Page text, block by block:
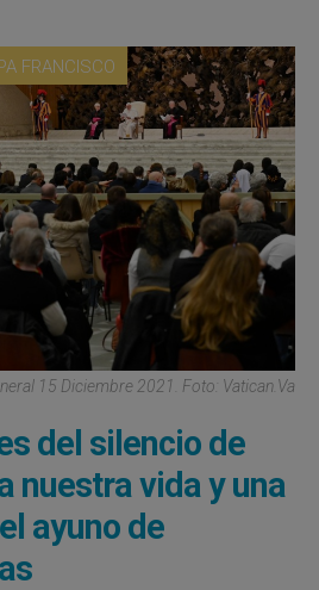
FRANCISCO
15 Diciembre 2021. Foto: Vatican.va
del silencio de
nuestra vida y una
ayuno de